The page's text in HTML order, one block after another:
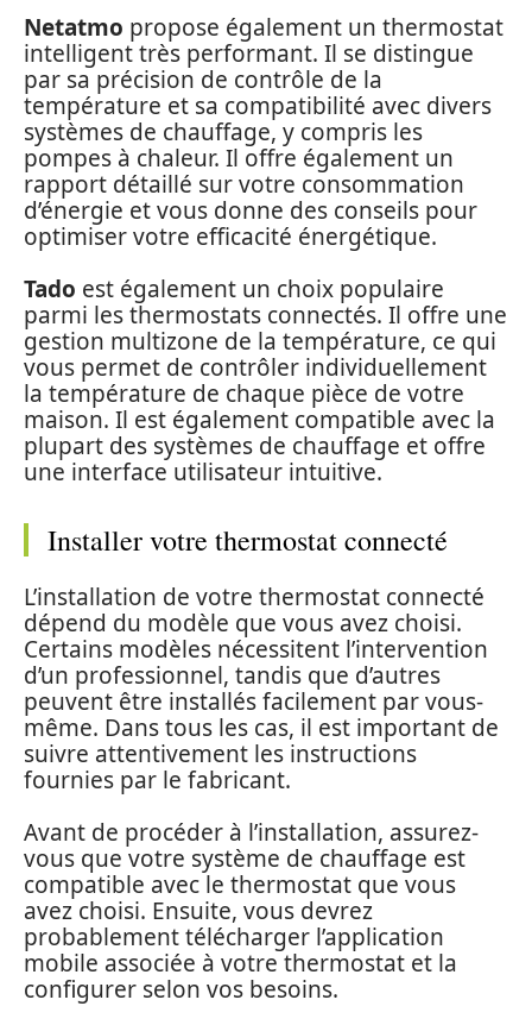
Netatmo propose également un thermostat
intelligent très performant. Il se distingue
par sa précision de contrôle de la
température et sa compatibilité avec divers
systèmes de chauffage, y compris les
pompes à chaleur. Il offre également un
rapport détaillé sur votre consommation
d’énergie et vous donne des conseils pour
optimiser votre efficacité énergétique.
Tado est également un choix populaire
parmi les thermostats connectés. Il offre une
gestion multizone de la température, ce qui
vous permet de contrôler individuellement
la température de chaque pièce de votre
maison. Il est également compatible avec la
plupart des systèmes de chauffage et offre
une interface utilisateur intuitive.
Installer votre thermostat connecté
L’installation de votre thermostat connecté
dépend du modèle que vous avez choisi.
Certains modèles nécessitent l’intervention
d’un professionnel, tandis que d’autres
peuvent être installés facilement par vous-
même. Dans tous les cas, il est important de
suivre attentivement les instructions
fournies par le fabricant.
Avant de procéder à l’installation, assurez-
vous que votre système de chauffage est
compatible avec le thermostat que vous
avez choisi. Ensuite, vous devrez
probablement télécharger l’application
mobile associée à votre thermostat et la
configurer selon vos besoins.